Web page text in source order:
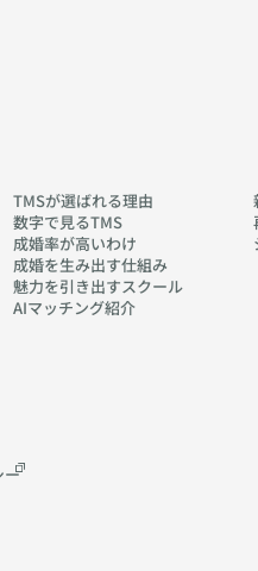
TMSが選ばれる理由
数字で見るTMS
成婚率が高いわけ
成婚を生み出す仕組み
魅力を引き出すスクール
AIマッチング紹介
ー